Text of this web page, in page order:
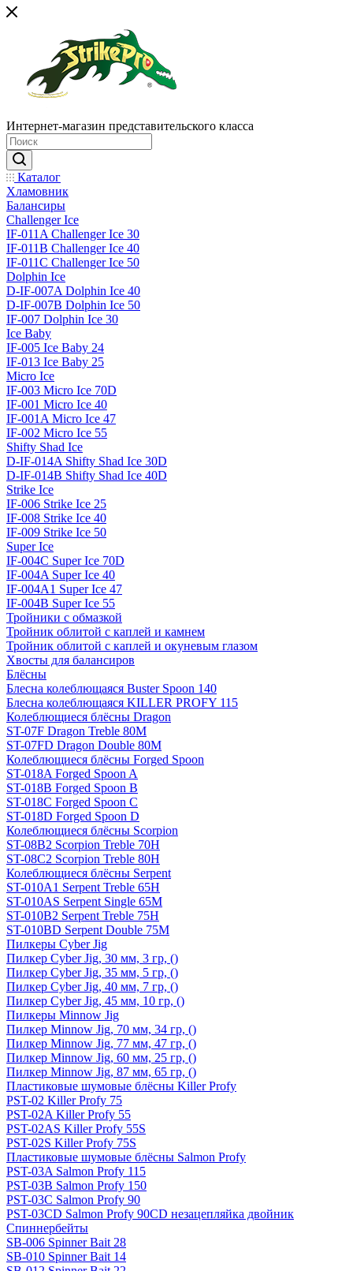
Интернет-магазин представительского класса
Каталог
Хламовник
Балансиры
Challenger Ice
IF-011A Challenger Ice 30
IF-011B Challenger Ice 40
IF-011C Challenger Ice 50
Dolphin Ice
D-IF-007A Dolphin Ice 40
D-IF-007B Dolphin Ice 50
IF-007 Dolphin Ice 30
Ice Baby
IF-005 Ice Baby 24
IF-013 Ice Baby 25
Micro Ice
IF-003 Micro Ice 70D
IF-001 Micro Ice 40
IF-001A Micro Ice 47
IF-002 Micro Ice 55
Shifty Shad Ice
D-IF-014A Shifty Shad Ice 30D
D-IF-014B Shifty Shad Ice 40D
Strike Ice
IF-006 Strike Ice 25
IF-008 Strike Ice 40
IF-009 Strike Ice 50
Super Ice
IF-004C Super Ice 70D
IF-004A Super Ice 40
IF-004A1 Super Ice 47
IF-004B Super Ice 55
Тройники с обмазкой
Тройник облитой с каплей и камнем
Тройник облитой с каплей и окуневым глазом
Хвосты для балансиров
Блёсны
Блесна колеблющаяся Buster Spoon 140
Блесна колеблющаяся KILLER PROFY 115
Колеблющиеся блёсны Dragon
ST-07F Dragon Treble 80M
ST-07FD Dragon Double 80M
Колеблющиеся блёсны Forged Spoon
ST-018A Forged Spoon A
ST-018B Forged Spoon B
ST-018C Forged Spoon C
ST-018D Forged Spoon D
Колеблющиеся блёсны Scorpion
ST-08B2 Scorpion Treble 70H
ST-08C2 Scorpion Treble 80H
Колеблющиеся блёсны Serpent
ST-010A1 Serpent Treble 65H
ST-010AS Serpent Single 65M
ST-010B2 Serpent Treble 75H
ST-010BD Serpent Double 75M
Пилкеры Cyber Jig
Пилкер Cyber Jig, 30 мм, 3 гр, ()
Пилкер Cyber Jig, 35 мм, 5 гр, ()
Пилкер Cyber Jig, 40 мм, 7 гр, ()
Пилкер Cyber Jig, 45 мм, 10 гр, ()
Пилкеры Minnow Jig
Пилкер Minnow Jig, 70 мм, 34 гр, ()
Пилкер Minnow Jig, 77 мм, 47 гр, ()
Пилкер Minnow Jig, 60 мм, 25 гр, ()
Пилкер Minnow Jig, 87 мм, 65 гр, ()
Пластиковые шумовые блёсны Killer Profy
PST-02 Killer Profy 75
PST-02A Killer Profy 55
PST-02AS Killer Profy 55S
PST-02S Killer Profy 75S
Пластиковые шумовые блёсны Salmon Profy
PST-03A Salmon Profy 115
PST-03B Salmon Profy 150
PST-03C Salmon Profy 90
PST-03CD Salmon Profy 90CD незацепляйка двойник
Спиннербейты
SB-006 Spinner Bait 28
SB-010 Spinner Bait 14